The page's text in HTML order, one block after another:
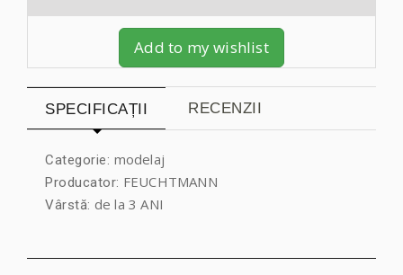
Add to my wishlist
SPECIFICAȚII RECENZII
Categorie: modelaj
Producator: FEUCHTMANN
Vârstă: de la 3 ANI